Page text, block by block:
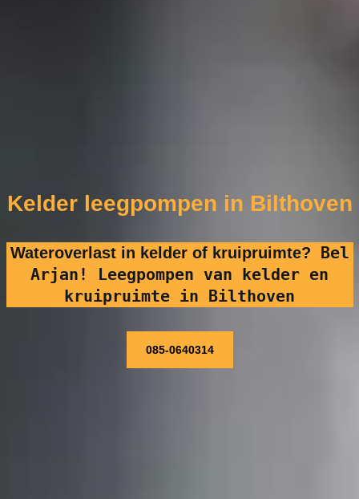
Kelder leegpompen in Bilthoven
Wateroverlast in kelder of kruipruimte?
Bel
Arjan! Leegpompen van kelder en
kruipruimte in Bilthoven
085-0640314